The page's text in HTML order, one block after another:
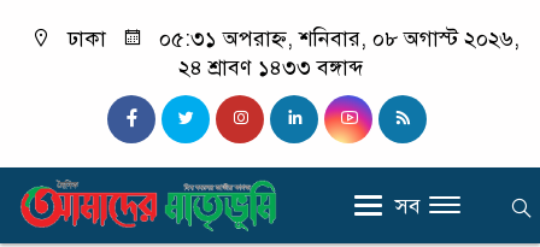
ঢাকা
০৫:৩১ অপরাহ্ন, শনিবার, ০৮ অগাস্ট ২০২৬,
২৪ শ্রাবণ ১৪৩৩ বঙ্গাব্দ
সব